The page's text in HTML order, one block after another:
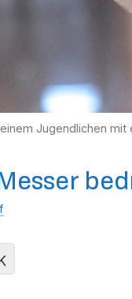
Jugendlichen